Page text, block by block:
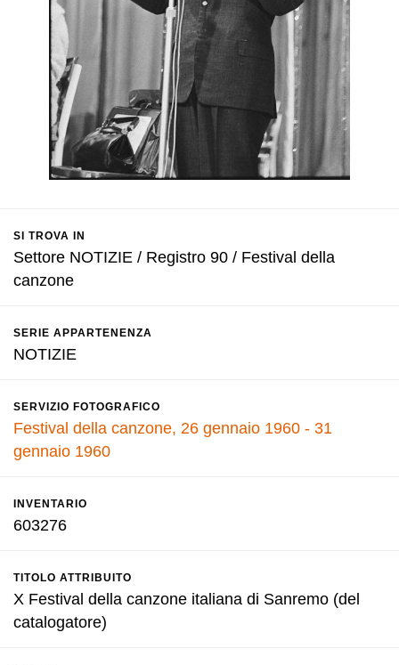
SI TROVA IN
Settore NOTIZIE / Registro 90 / Festival della
canzone
SERIE APPARTENENZA
NOTIZIE
SERVIZIO FOTOGRAFICO
Festival della canzone, 26 gennaio 1960 - 31
gennaio 1960
INVENTARIO
603276
TITOLO ATTRIBUITO
X Festival della canzone italiana di Sanremo (del
catalogatore)